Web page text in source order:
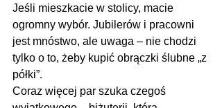
Jeśli mieszkacie w stolicy, macie
ogromny wybór. Jubilerów i pracowni
jest mnóstwo, ale uwaga – nie chodzi
tylko o to, żeby kupić obrączki ślubne „z
półki”.
Coraz więcej par szuka czegoś